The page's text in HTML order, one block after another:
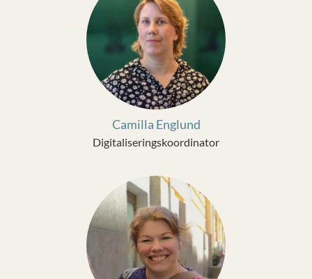
Camilla Englund
Digitaliseringskoordinator